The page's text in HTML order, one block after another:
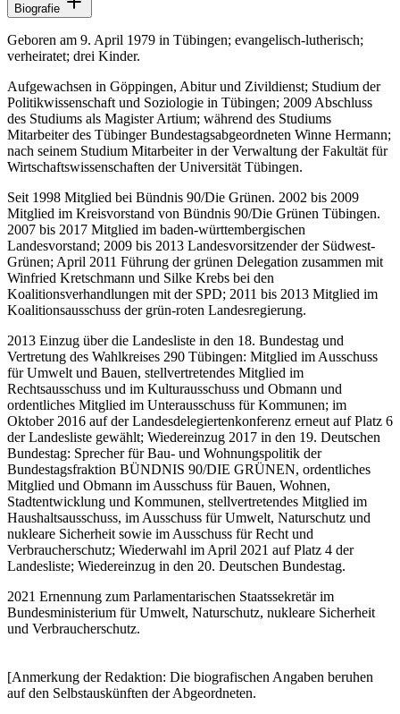
Biografie
Geboren am 9. April 1979 in Tübingen; evangelisch-lutherisch;
verheiratet; drei Kinder.
Aufgewachsen in Göppingen, Abitur und Zivildienst; Studium der
Politikwissenschaft und Soziologie in Tübingen; 2009 Abschluss
des Studiums als Magister Artium; während des Studiums
Mitarbeiter des Tübinger Bundestagsabgeordneten Winne Hermann;
nach seinem Studium Mitarbeiter in der Verwaltung der Fakultät für
Wirtschaftswissenschaften der Universität Tübingen.
Seit 1998 Mitglied bei Bündnis 90/Die Grünen. 2002 bis 2009
Mitglied im Kreisvorstand von Bündnis 90/Die Grünen Tübingen.
2007 bis 2017 Mitglied im baden-württembergischen
Landesvorstand; 2009 bis 2013 Landesvorsitzender der Südwest-
Grünen; April 2011 Führung der grünen Delegation zusammen mit
Winfried Kretschmann und Silke Krebs bei den
Koalitionsverhandlungen mit der SPD; 2011 bis 2013 Mitglied im
Koalitionsausschuss der grün-roten Landesregierung.
2013 Einzug über die Landesliste in den 18. Bundestag und
Vertretung des Wahlkreises 290 Tübingen: Mitglied im Ausschuss
für Umwelt und Bauen, stellvertretendes Mitglied im
Rechtsausschuss und im Kulturausschuss und Obmann und
ordentliches Mitglied im Unterausschuss für Kommunen; im
Oktober 2016 auf der Landesdelegiertenkonferenz erneut auf Platz 6
der Landesliste gewählt; Wiedereinzug 2017 in den 19. Deutschen
Bundestag: Sprecher für Bau- und Wohnungspolitik der
Bundestagsfraktion BÜNDNIS 90/DIE GRÜNEN, ordentliches
Mitglied und Obmann im Ausschuss für Bauen, Wohnen,
Stadtentwicklung und Kommunen, stellvertretendes Mitglied im
Haushaltsausschuss, im Ausschuss für Umwelt, Naturschutz und
nukleare Sicherheit sowie im Ausschuss für Recht und
Verbraucherschutz; Wiederwahl im April 2021 auf Platz 4 der
Landesliste; Wiedereinzug in den 20. Deutschen Bundestag.
2021 Ernennung zum Parlamentarischen Staatssekretär im
Bundesministerium für Umwelt, Naturschutz, nukleare Sicherheit
und Verbraucherschutz.
[Anmerkung der Redaktion: Die biografischen Angaben beruhen
auf den Selbstauskünften der Abgeordneten.